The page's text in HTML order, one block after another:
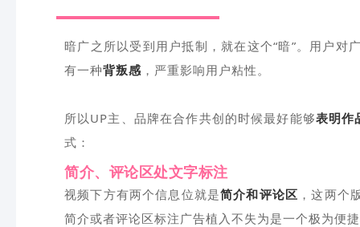
暗广之所以受到用户抵制，就在这个“暗”。用户
有一种背叛感 ，严重影响用户粘性。
所以UP主、品牌在合作共创的时候最好能够表明作
式：
简介、评论区处文字标注
视频下方有两个信息位就是简介和评论区 ，这两个
简介或者评论区标注广告植入不失为是一个极为便